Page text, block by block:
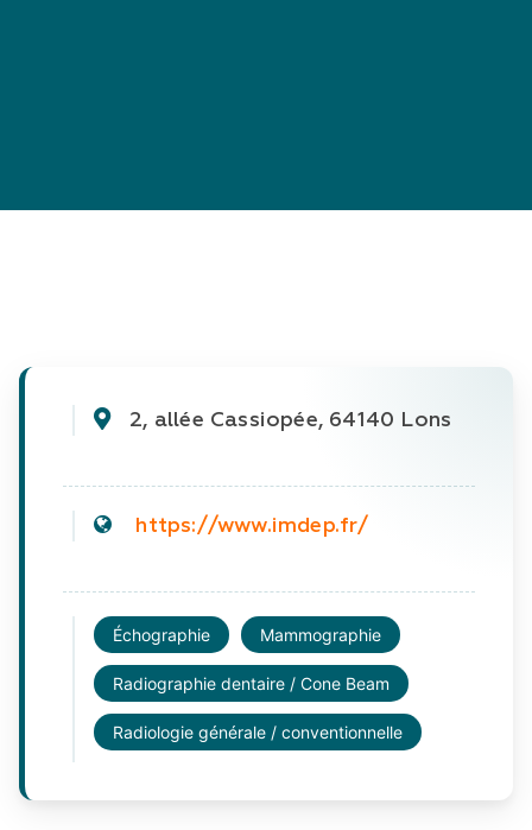
2, allée Cassiopée, 64140 Lons
https://www.imdep.fr/
Échographie Mammographie
Radiographie dentaire / Cone Beam
Radiologie générale / conventionnelle